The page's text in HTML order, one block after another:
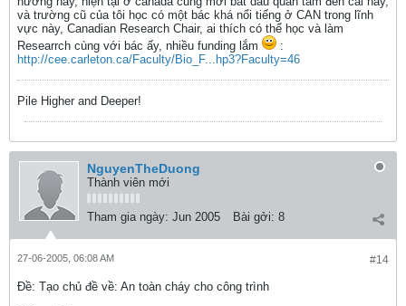
và trường cũ của tôi học có một bác khá nổi tiếng ở CAN trong lĩnh
vực này, Canadian Research Chair, ai thích có thể học và làm
Researrch cùng với bác ấy, nhiều funding lắm
:
http://cee.carleton.ca/Faculty/Bio_F...hp3?Faculty=46
Pile Higher and Deeper!
NguyenTheDuong
Thành viên mới
Tham gia ngày: Jun 2005 Bài gởi: 8
#14
27-06-2005, 06:08 AM
Ðề: Tạo chủ đề về: An toàn cháy cho công trình